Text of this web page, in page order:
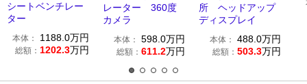
シートベンチレー
ター
本体： 1188.0万円
総額： 1202.3万円
レーター 360度
カメラ
本体： 598.0万円
総額： 611.2万円
所 ヘッドアップ
ディスプレイ
本体： 488.0万円
総額： 503.3万円